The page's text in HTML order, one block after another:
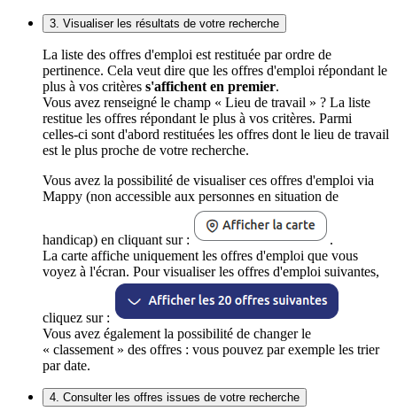
3. Visualiser les résultats de votre recherche
La liste des offres d'emploi est restituée par ordre de
pertinence. Cela veut dire que les offres d'emploi répondant le
plus à vos critères s'affichent en premier.
Vous avez renseigné le champ « Lieu de travail » ? La liste
restitue les offres répondant le plus à vos critères. Parmi
celles-ci sont d'abord restituées les offres dont le lieu de travail
est le plus proche de votre recherche.
Vous avez la possibilité de visualiser ces offres d'emploi via
Mappy (non accessible aux personnes en situation de
handicap) en cliquant sur :
.
La carte affiche uniquement les offres d'emploi que vous
voyez à l'écran. Pour visualiser les offres d'emploi suivantes,
cliquez sur :
Vous avez également la possibilité de changer le
« classement » des offres : vous pouvez par exemple les trier
par date.
4. Consulter les offres issues de votre recherche